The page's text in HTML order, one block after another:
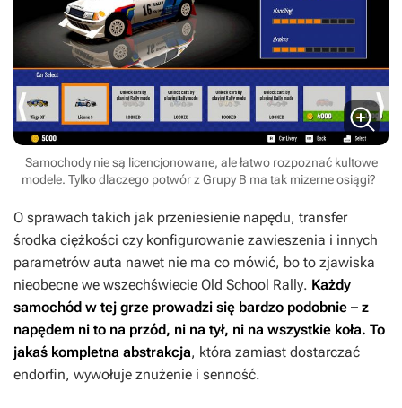
Samochody nie są licencjonowane, ale łatwo rozpoznać kultowe
modele. Tylko dlaczego potwór z Grupy B ma tak mizerne osiągi?
O sprawach takich jak przeniesienie napędu, transfer
środka ciężkości czy konfigurowanie zawieszenia i innych
parametrów auta nawet nie ma co mówić, bo to zjawiska
nieobecne we wszechświecie Old School Rally. Każdy
samochód w tej grze prowadzi się bardzo podobnie – z
napędem ni to na przód, ni na tył, ni na wszystkie koła. To
jakaś kompletna abstrakcja, która zamiast dostarczać
endorfin, wywołuje znużenie i senność.